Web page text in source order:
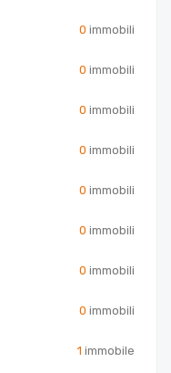
0 immobili
0 immobili
0 immobili
0 immobili
0 immobili
0 immobili
0 immobili
0 immobili
1 immobile